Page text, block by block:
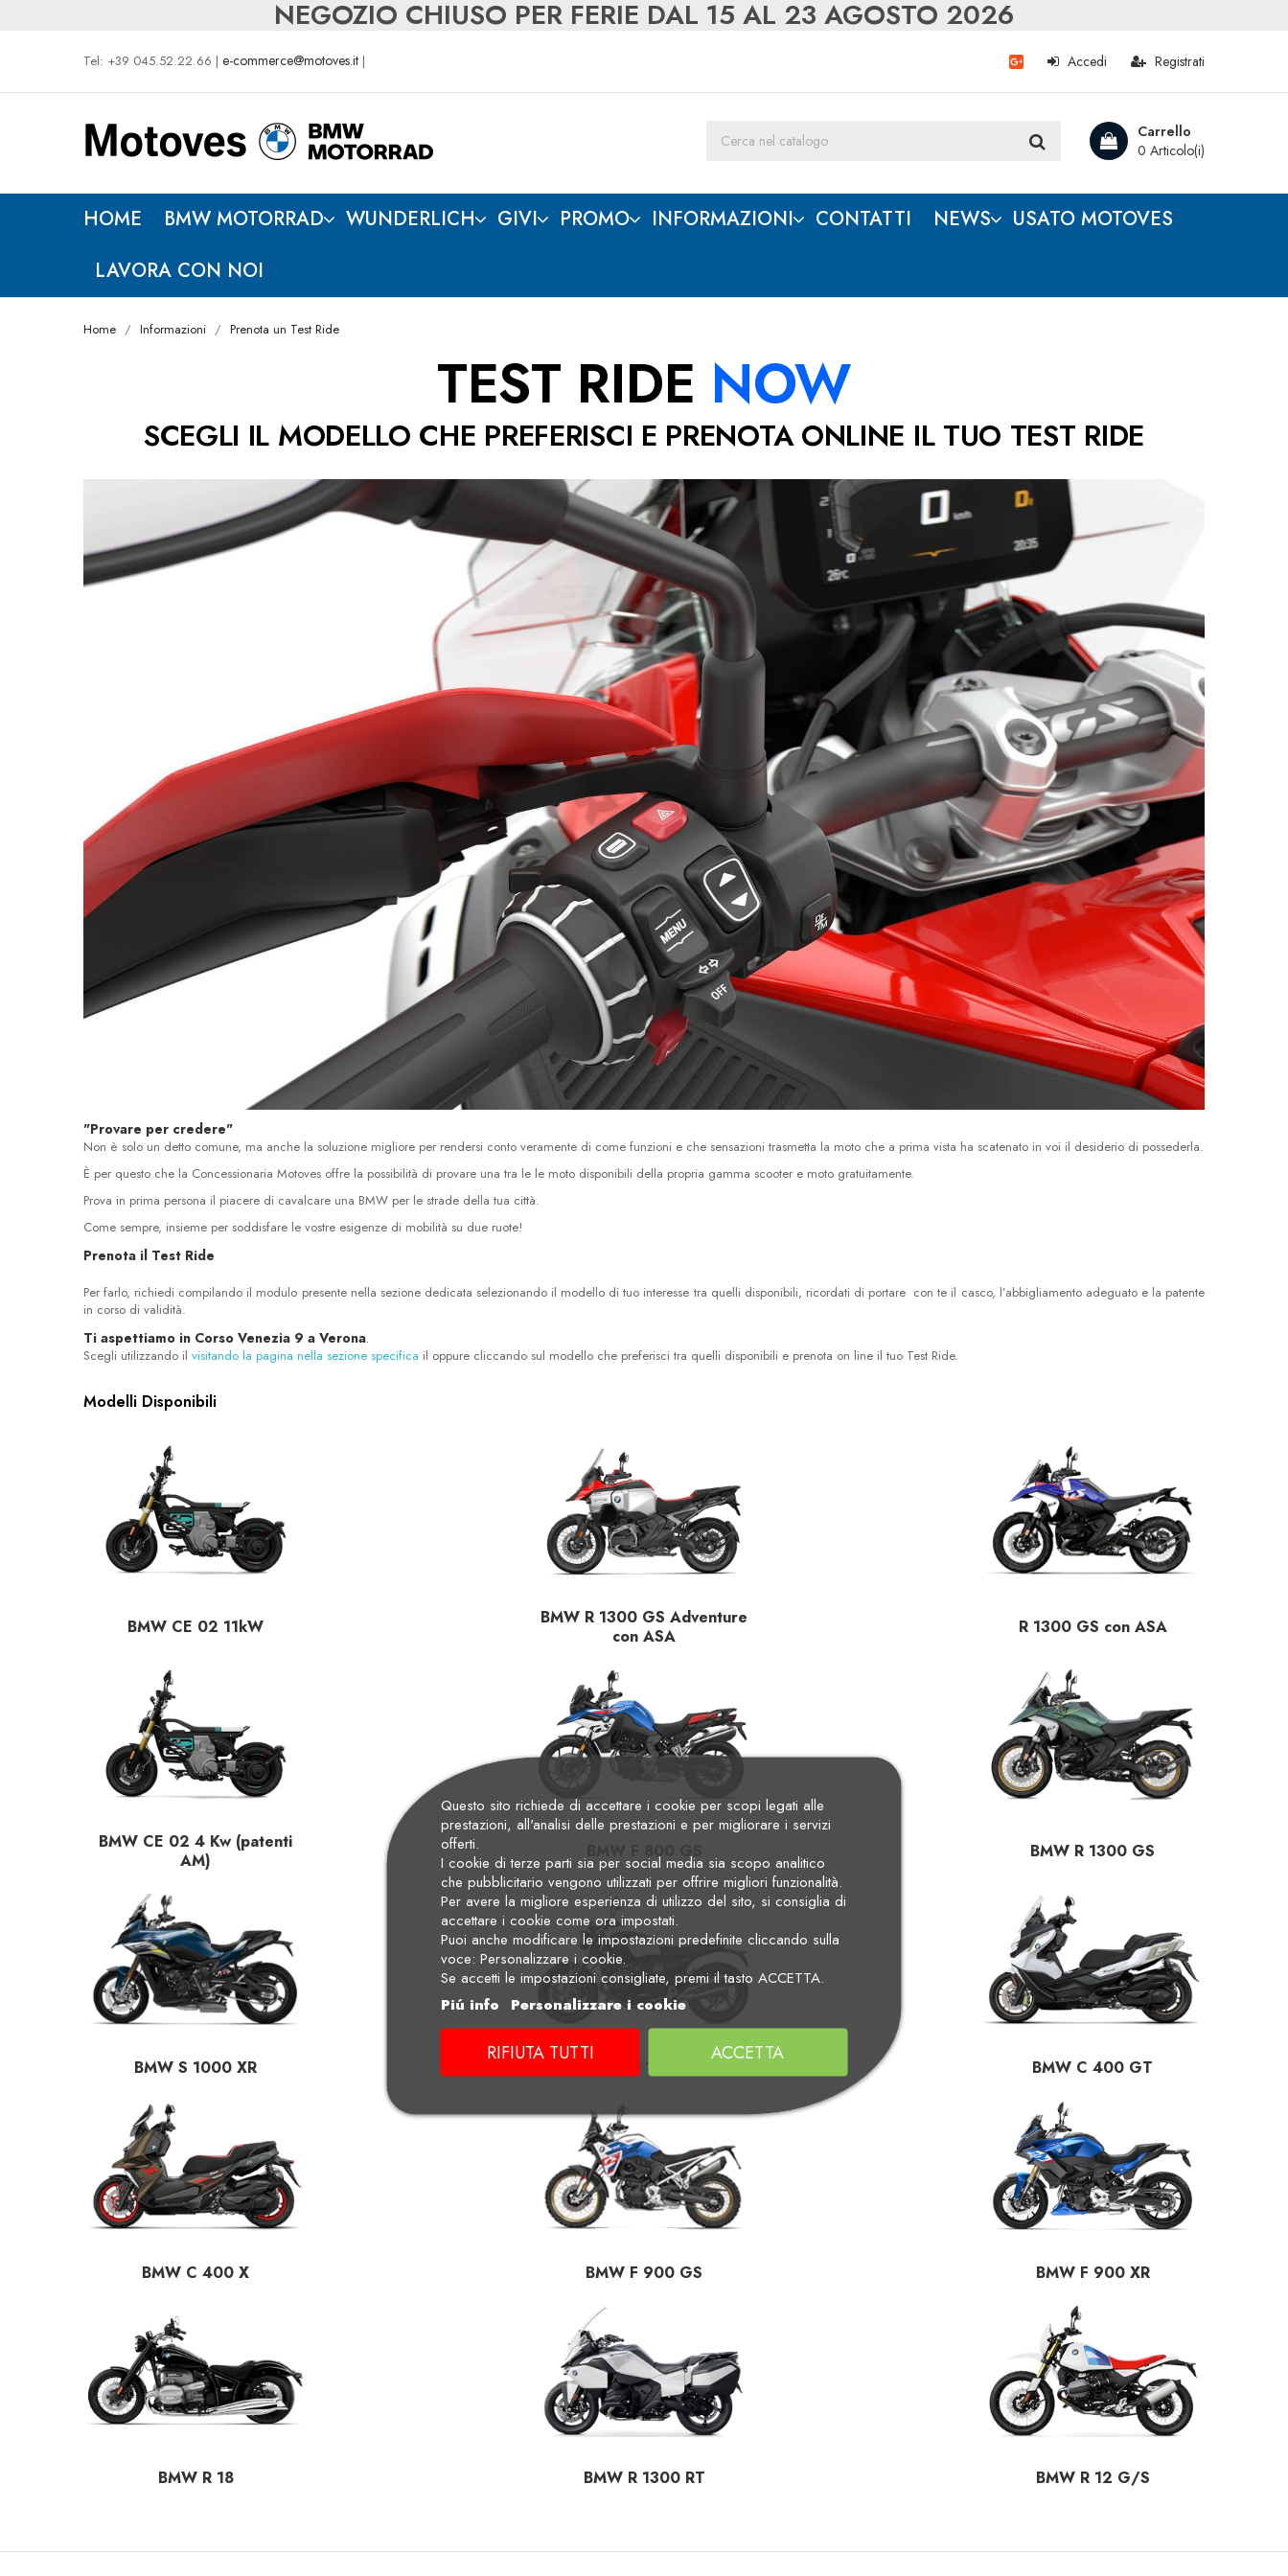
NEGOZIO CHIUSO PER FERIE DAL 15 AL 23 AGOSTO 2026
Tel: +39 045.52.22.66 | e-commerce@motoves.it | Registrati
Accedi
Carrello
0 Articolo(i)
HOME BMW MOTORRAD WUNDERLICH GIVI PROMO INFORMAZIONI CONTATTI NEWS
USATO MOTOVES
LAVORA CON NOI
Home Informazioni Prenota un Test Ride
TEST RIDE NOW
SCEGLI IL MODELLO CHE PREFERISCI E PRENOTA ONLINE IL TUO TEST RIDE
"Provare per credere"
Non è solo un detto comune, ma anche la soluzione migliore per rendersi conto veramente di come funzioni e che sensazioni trasmetta la moto che a prima vista ha scatenato in voi il desiderio di possederla.
È per questo che la Concessionaria Motoves offre la possibilità di provare una tra le le moto disponibili della propria gamma scooter e moto gratuitamente.
Prova in prima persona il piacere di cavalcare una BMW per le strade della tua città.
Come sempre, insieme per soddisfare le vostre esigenze di mobilità su due ruote!
Prenota il Test Ride
Per farlo, richiedi compilando il modulo presente nella sezione dedicata selezionando il modello di tuo interesse tra quelli disponibili, ricordati di portare con te il casco, l’abbigliamento adeguato e la patente
in corso di validità.
Ti aspettiamo in Corso Venezia 9 a Verona.
Scegli utilizzando il visitando la pagina nella sezione specifica il oppure cliccando sul modello che preferisci tra quelli disponibili e prenota on line il tuo Test Ride.
Modelli Disponibili
BMW CE 02 11kW
BMW R 1300 GS Adventure
con ASA
R 1300 GS con ASA
BMW CE 02 4 Kw (patenti
AM)
BMW F 800 GS BMW R 1300 GS
BMW S 1000 XR BMW C 400 GT
BMW C 400 X BMW F 900 GS BMW F 900 XR
BMW R 18 BMW R 1300 RT BMW R 12 G/S
Questo sito richiede di accettare i cookie per scopi legati alle
prestazioni, all'analisi delle prestazioni e per migliorare i servizi
offerti.
I cookie di terze parti sia per social media sia scopo analitico
che pubblicitario vengono utilizzati per offrire migliori funzionalità.
Per avere la migliore esperienza di utilizzo del sito, si consiglia di
accettare i cookie come ora impostati.
Puoi anche modificare le impostazioni predefinite cliccando sulla
voce: Personalizzare i cookie.
Se accetti le impostazioni consigliate, premi il tasto ACCETTA.
Piú info
Personalizzare i cookie
RIFIUTA TUTTI ACCETTA